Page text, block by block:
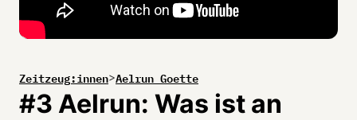
Zeitzeug:innen>Aelrun Goette
#3 Aelrun: Was ist an